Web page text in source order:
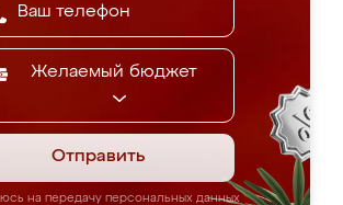
Желаемый бюджет
Отправить
на передачу персональных данных